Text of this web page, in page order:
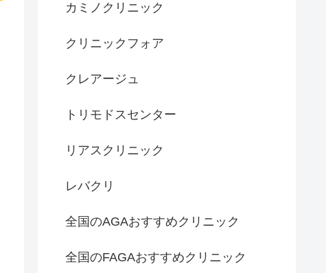
カミノクリニック
クリニックフォア
クレアージュ
トリモドスセンター
リアスクリニック
レバクリ
全国のAGAおすすめクリニック
全国のFAGAおすすめクリニック